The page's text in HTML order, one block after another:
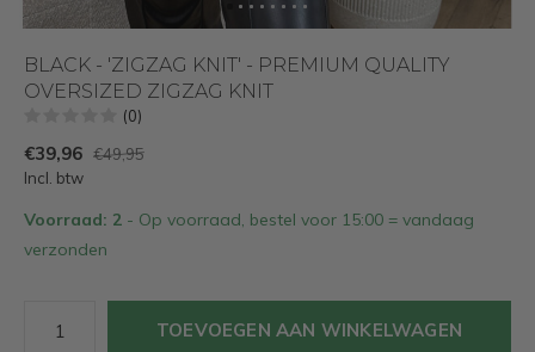
BLACK - 'ZIGZAG KNIT' - PREMIUM QUALITY
OVERSIZED ZIGZAG KNIT
(0)
€39,96 €49,95
Incl. btw
Voorraad: 2 - Op voorraad, bestel voor 15:00 = vandaag
verzonden
TOEVOEGEN AAN WINKELWAGEN